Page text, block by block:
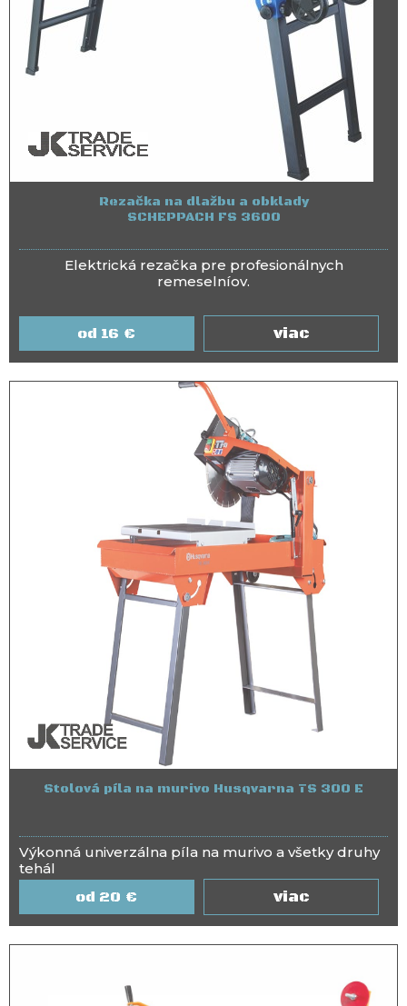
Rezačka na dlažbu a obklady
SCHEPPACH FS 3600
Elektrická rezačka pre profesionálnych
remeselníov.
16 € viac
Stolová píla na murivo Husqvarna TS 300 E
Výkonná univerzálna píla na murivo a všetky druhy
tehál
20 € viac